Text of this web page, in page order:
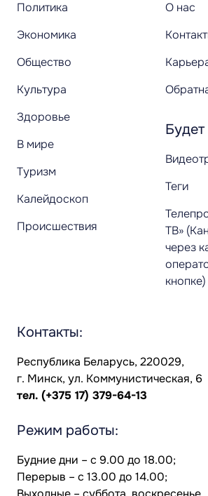
Политика
Экономика
Общество
Культура
Здоровье
В мире
Туризм
Калейдоскоп
Происшествия
О нас
Теги
ТВ»
через
кнопке)
Контакты:
Республика Беларусь, 220029,
г. Минск, ул. Коммунистическая, 6
тел. (+375 17) 379-64-13
Режим работы:
Будние дни – с 9.00 до 18.00;
Перерыв – с 13.00 до 14.00;